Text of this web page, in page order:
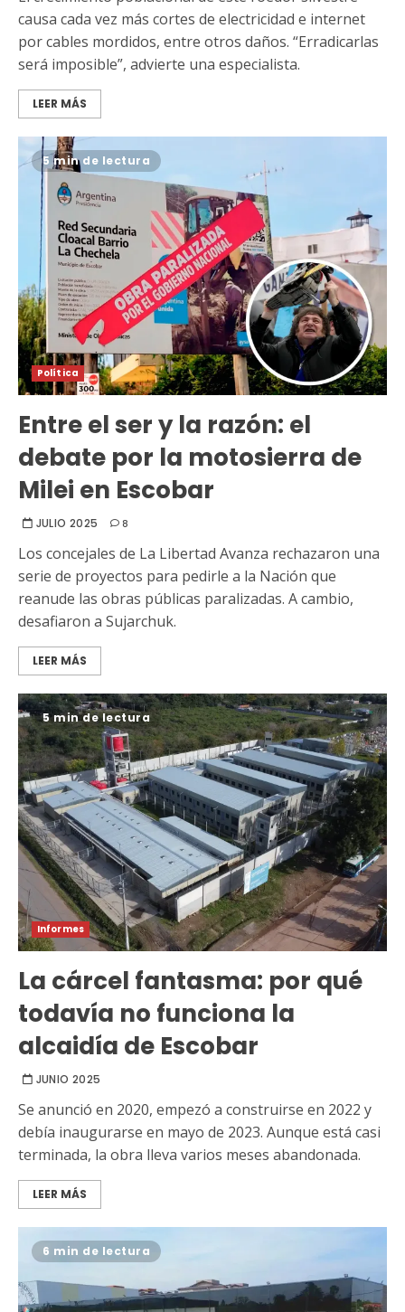
causa cada vez más cortes de electricidad e internet
por cables mordidos, entre otros daños. “Erradicarlas
será imposible”, advierte una especialista.
LEER MÁS
5 min de lectura
Política
Entre el ser y la razón: el
debate por la motosierra de
Milei en Escobar
JULIO 2025 8
Los concejales de La Libertad Avanza rechazaron una
serie de proyectos para pedirle a la Nación que
reanude las obras públicas paralizadas. A cambio,
desafiaron a Sujarchuk.
LEER MÁS
5 min de lectura
Informes
La cárcel fantasma: por qué
todavía no funciona la
alcaidía de Escobar
JUNIO 2025
Se anunció en 2020, empezó a construirse en 2022 y
debía inaugurarse en mayo de 2023. Aunque está casi
terminada, la obra lleva varios meses abandonada.
LEER MÁS
6 min de lectura